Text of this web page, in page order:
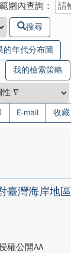
圍內查詢：
搜尋
的年代分布圖
我的檢索策略
E-mail 收藏
臺灣海岸地
權公開AA